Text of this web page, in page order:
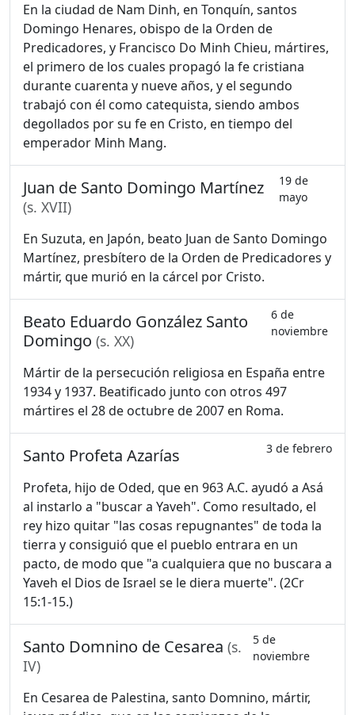
En la ciudad de Nam Dinh, en Tonquín, santos
Domingo Henares, obispo de la Orden de
Predicadores, y Francisco Do Minh Chieu, mártires,
el primero de los cuales propagó la fe cristiana
durante cuarenta y nueve años, y el segundo
trabajó con él como catequista, siendo ambos
degollados por su fe en Cristo, en tiempo del
emperador Minh Mang.
Juan de Santo Domingo Martínez
(s. XVII)
19 de
mayo
En Suzuta, en Japón, beato Juan de Santo Domingo
Martínez, presbítero de la Orden de Predicadores y
mártir, que murió en la cárcel por Cristo.
Beato Eduardo González Santo
Domingo (s. XX)
6 de
noviembre
Mártir de la persecución religiosa en España entre
1934 y 1937. Beatificado junto con otros 497
mártires el 28 de octubre de 2007 en Roma.
Santo Profeta Azarías 3 de febrero
Profeta, hijo de Oded, que en 963 A.C. ayudó a Asá
al instarlo a "buscar a Yaveh". Como resultado, el
rey hizo quitar "las cosas repugnantes" de toda la
tierra y consiguió que el pueblo entrara en un
pacto, de modo que "a cualquiera que no buscara a
Yaveh el Dios de Israel se le diera muerte". (2Cr
15:1-15.)
Santo Domnino de Cesarea (s.
IV)
5 de
noviembre
En Cesarea de Palestina, santo Domnino, mártir,